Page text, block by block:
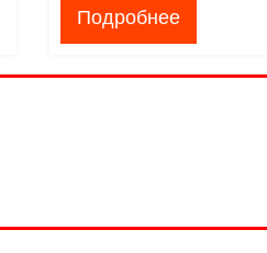
Подробнее